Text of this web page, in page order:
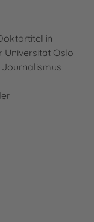
in
Universität Oslo
Journalismus